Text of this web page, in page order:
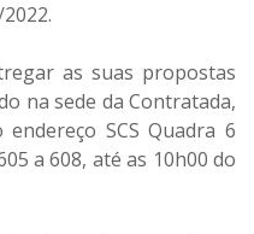
as suas propostas
na sede da Contratada,
SCS Quadra 6
a 608, até as 10h00 do